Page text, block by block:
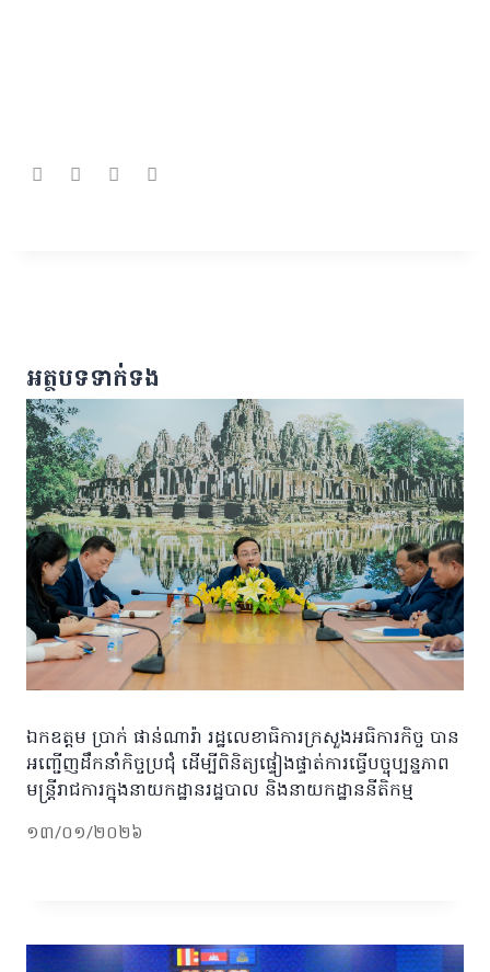
អត្ថបទទាក់ទង
ឯកឧត្តម ប្រាក់ ផាន់ណារ៉ា រដ្ឋលេខាធិការក្រសួងអធិការកិច្ច បាន
អញ្ជើញដឹកនាំកិច្ចប្រជុំ ដើម្បីពិនិត្យផ្ទៀងផ្ទាត់ការធ្វើបច្ចុប្បន្នភាព
មន្ត្រីរាជការក្នុងនាយកដ្ឋានរដ្ឋបាល និងនាយកដ្ឋាននីតិកម្ម
១៣/០១/២០២៦